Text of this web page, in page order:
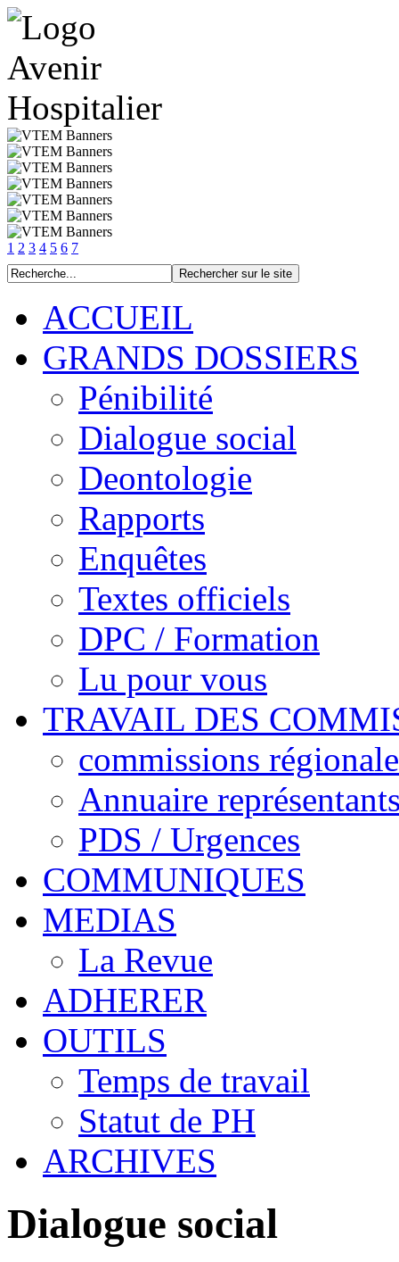
1 2 3 4 5 6 7
ACCUEIL
GRANDS DOSSIERS
Pénibilité
Dialogue social
Deontologie
Rapports
Enquêtes
Textes officiels
DPC / Formation
Lu pour vous
TRAVAIL DES
commissions
Annuaire
PDS / Urgences
COMMUNIQUES
MEDIAS
La Revue
ADHERER
OUTILS
Temps de travail
Statut de PH
ARCHIVES
Dialogue social